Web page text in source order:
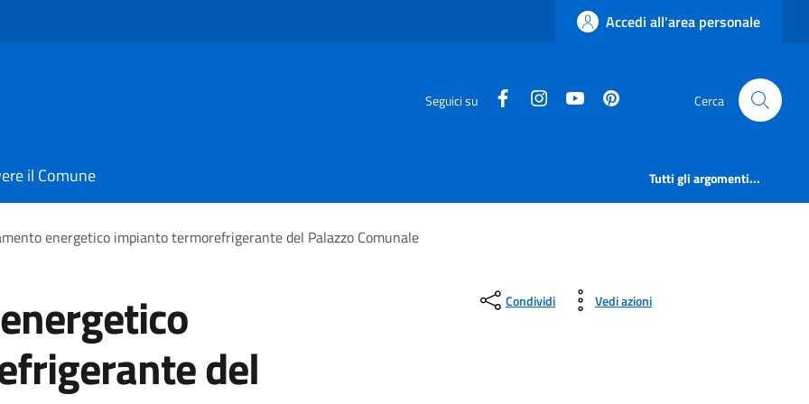
Accedi all'area personale
Seguici su facebookinstagramcanale youtube Cerca
il Comune Tutti gli argomenti...
energetico impianto termorefrigerante del Palazzo Comunale
del
Condividi Vedi azioni